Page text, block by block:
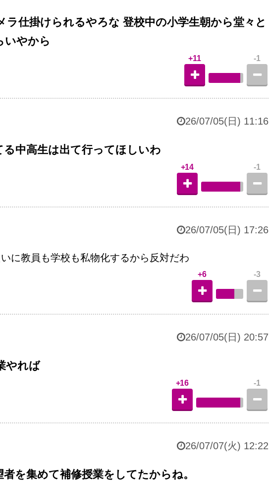
ラ仕掛けられるやろな 登校中の小学生朝から堂々と
いやから
-1
+11
26/07/05(日) 11:16
る中高生は出て行ってほしいわ
-1
+14
26/07/05(日) 17:26
に教員も学校も私物化するから反対だわ
-3
+6
26/07/05(日) 20:57
やれば
-1
+16
26/07/07(火) 12:22
を集めて補修授業をしてたからね。